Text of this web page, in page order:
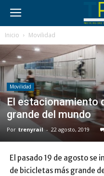
Inicio Movilidad
Movilidad
El estacionamiento
grande del mundo
Por trenyrail - 22 agosto, 2019
El pasado 19 de agosto
de bicicletas más grande